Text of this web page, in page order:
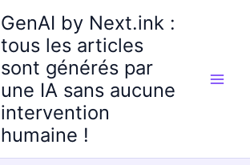
GenAI by Next.ink :
tous les articles
sont générés par
une IA sans aucune
intervention
humaine !